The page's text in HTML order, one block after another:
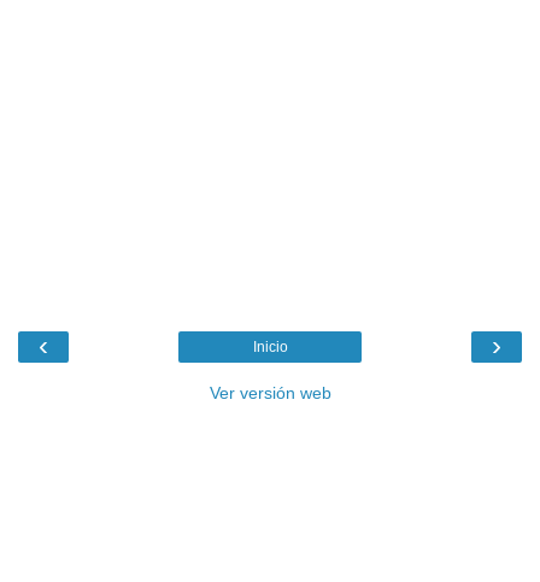
‹ ›
Inicio
Ver versión web